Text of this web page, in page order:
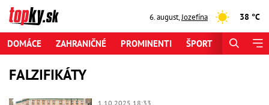
6. august,Jozefína 38 °C
DOMÁCE ZAHRANIČNÉ PROMINENTI ŠPORT
FALZIFIKÁTY
1.10.2025 18:33